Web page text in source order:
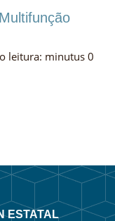
leitura: minutus 0
ESTATAL